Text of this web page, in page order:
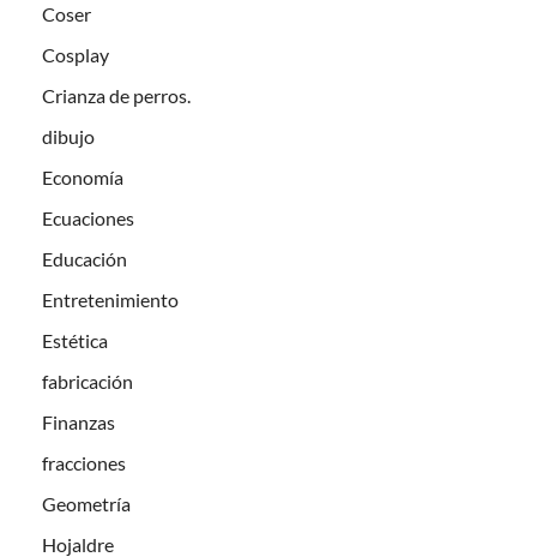
Coser
Cosplay
Crianza de perros.
dibujo
Economía
Ecuaciones
Educación
Entretenimiento
Estética
fabricación
Finanzas
fracciones
Geometría
Hojaldre